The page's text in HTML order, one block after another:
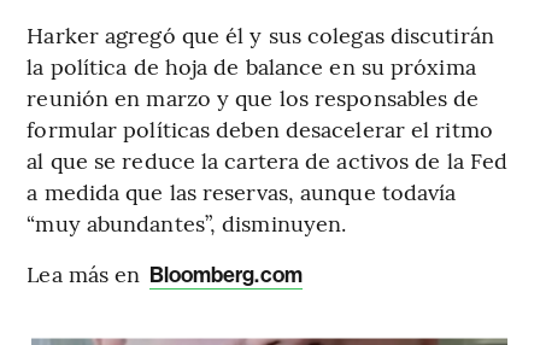
Harker agregó que él y sus colegas discutirán
la política de hoja de balance en su próxima
reunión en marzo y que los responsables de
formular políticas deben desacelerar el ritmo
al que se reduce la cartera de activos de la Fed
a medida que las reservas, aunque todavía
“muy abundantes”, disminuyen.
Lea más en Bloomberg.com